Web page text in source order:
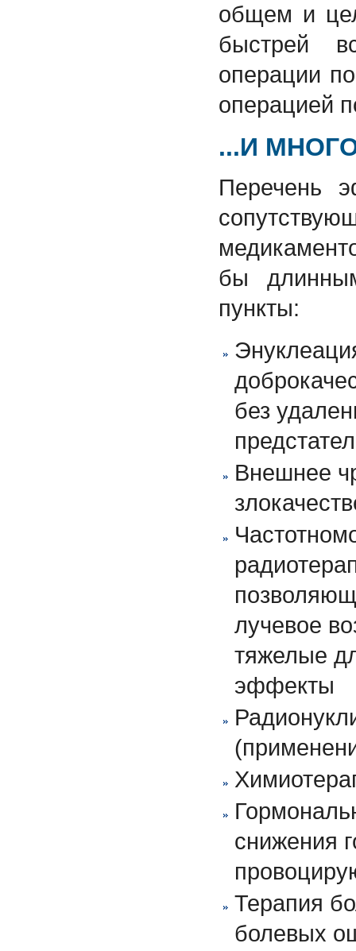
общем и
быстрей
операции
операцией
...И
Перечень
бы
пункты:
без
Внешнее
лучевое
тяжелые
эффекты
снижения
Терапия
болевых